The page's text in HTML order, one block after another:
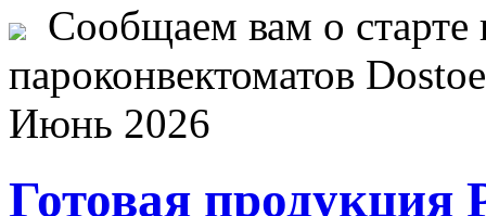
Сообщаем вам о старте
пароконвектоматов
Июнь 2026
Готовая продукция